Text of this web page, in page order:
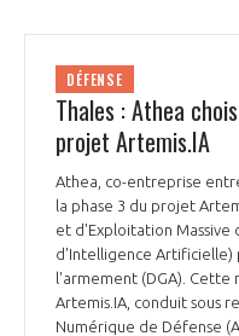
DÉFENSE
Thales : Athea
projet Artemis.IA
Athea, co-entreprise
la phase 3 du projet
et d'Exploitation Massive
d'Intelligence Artificielle)
l'armement (DGA).
Artemis.IA, conduit sous
Numérique de Défense